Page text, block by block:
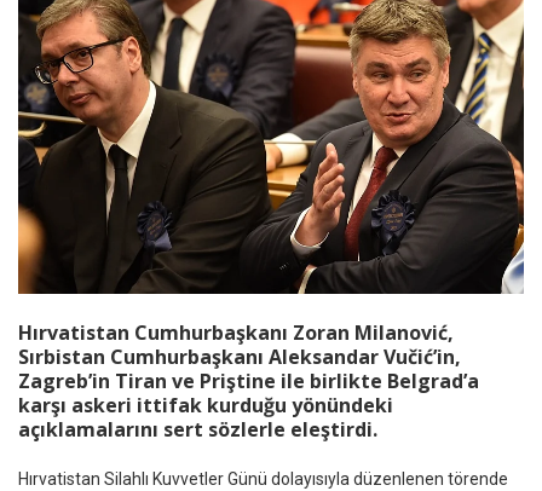
Hırvatistan Cumhurbaşkanı Zoran Milanović,
Sırbistan Cumhurbaşkanı Aleksandar Vučić’in,
Zagreb’in Tiran ve Priştine ile birlikte Belgrad’a
karşı askeri ittifak kurduğu yönündeki
açıklamalarını sert sözlerle eleştirdi.
Hırvatistan Silahlı Kuvvetler Günü dolayısıyla düzenlenen törende